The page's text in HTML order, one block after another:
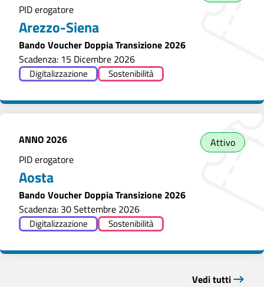
PID erogatore
Arezzo-Siena
Bando Voucher Doppia Transizione 2026
Scadenza: 15 Dicembre 2026
Digitalizzazione Sostenibilità
ANNO 2026
Attivo
PID erogatore
Aosta
Bando Voucher Doppia Transizione 2026
Scadenza: 30 Settembre 2026
Digitalizzazione Sostenibilità
Vedi tutti